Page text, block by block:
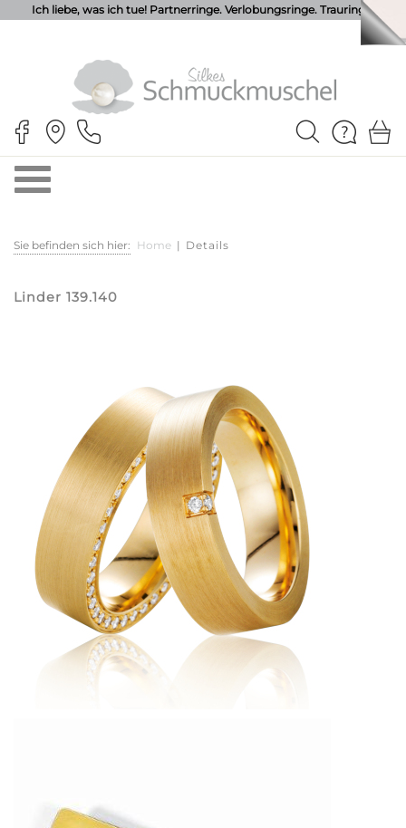
Ich liebe, was ich tue! Partnerringe. Verlobungsringe. Trauringe.
Sie befinden sich hier: Home | Details
Linder 139.140